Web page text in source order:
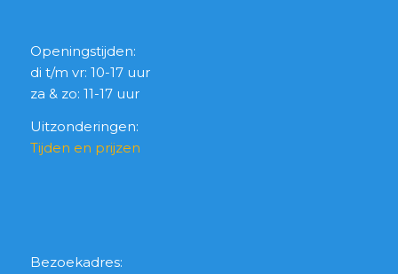
Openingstijden:
di t/m vr: 10-17 uur
za & zo: 11-17 uur
Uitzonderingen:
Tijden en prijzen
Bezoekadres: